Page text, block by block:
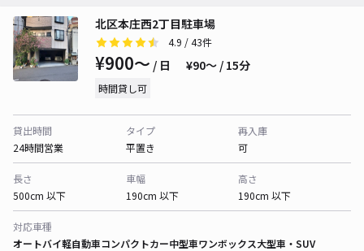
北区本庄西2丁目駐車場
4.9 / 43件
¥900〜 / 日 ¥90〜 / 15分
時間貸し可
貸出時間
24時間営業
タイプ
平置き
再入庫
可
長さ
500cm 以下
車幅
190cm 以下
高さ
190cm 以下
対応車種
オートバイ軽自動車コンパクトカー中型車ワンボックス大型車・SUV